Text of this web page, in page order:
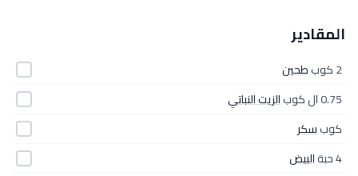
المقادير
2 كوب
طحين
0.75 ال كوب
الزيت النباتي
كوبسكر
4 حبة
البيض